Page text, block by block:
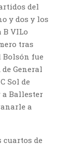
del
y dos y los
B VILo
tras
Bolsón fue
General
Sol de
a Ballester
a
de